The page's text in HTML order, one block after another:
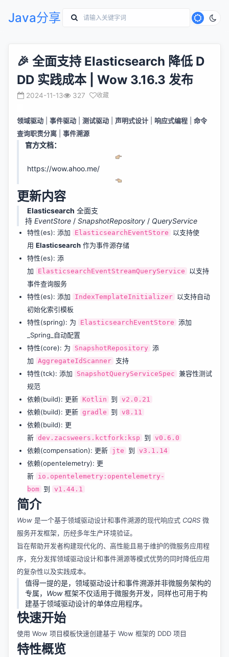
Java分享
🎉 全面支持 Elasticsearch 降低 D
DD 实践成本 | Wow 3.16.3 发布
2024-11-13 327 收藏
领域驱动 事件驱动 测试驱动 声明式设计 响应式编程
命令
查询职责分离
事件溯源
官方文档：
https://wow.ahoo.me/
更新内容
Elasticsearch 全面支
持 EventStore / SnapshotRepository / QueryService
特性(es): 添加 ElasticsearchEventStore
以支持使
用 Elasticsearch 作为事件源存储
特性(es): 添
加
ElasticsearchEventStreamQueryService
以支持
事件查询服务
特性(es): 添加
IndexTemplateInitializer
以支持自动
初始化索引模板
特性(spring): 为
ElasticsearchEventStore 添加
_Spring_自动配置
特性(core): 为
SnapshotRepository 添
加 AggregateIdScanner
支持
特性(tck): 添加
SnapshotQueryServiceSpec 兼容性测试
规范
依赖(build): 更新
Kotlin 到 v2.0.21
依赖(build): 更新 gradle 到 v8.11
依赖(build): 更
新 dev.zacsweers.kctfork:ksp 到 v0.6.0
依赖(compensation): 更新 jte 到 v3.1.14
依赖(opentelemetry): 更
新
io.opentelemetry:opentelemetry-
bom
到 v1.44.1
简介
Wow 是一个基于领域驱动设计和事件溯源的现代响应式 CQRS 微
服务开发框架，历经多年生产环境验证。
旨在帮助开发者构建现代化的、高性能且易于维护的微服务应用程
序，充分发挥领域驱动设计和事件溯源等模式优势的同时降低应用
的复杂性以及实践成本。
值得一提的是，领域驱动设计和事件溯源并非微服务架构的
专属， Wow 框架不仅适用于微服务开发，同样也可用于构
建基于领域驱动设计的单体应用程序。
快速开始
使用 Wow 项目模板快速创建基于 Wow 框架的 DDD 项目
特性概览